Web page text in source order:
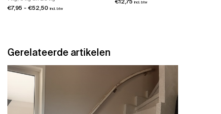
€7,95 - €52,50 Prijsklasse:
incl. btw
€12,75 incl. btw
Gerelateerde artikelen